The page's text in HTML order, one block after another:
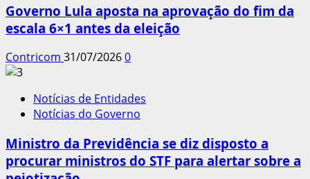
Governo Lula aposta na aprovação do fim da
escala 6×1 antes da eleição
Contricom 31/07/20260
Notícias de Entidades
Notícias do Governo
Ministro da Previdência se diz disposto a
procurar ministros do STF para alertar sobre a